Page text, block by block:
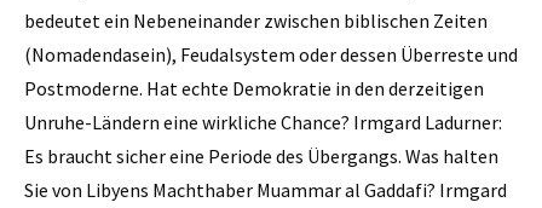
bedeutet ein Nebeneinander zwischen ­biblischen Zeiten
(Nomadendasein), Feudalsystem oder dessen Überreste und
Postmoderne. Hat echte Demokratie in den derzeitigen
Unruhe-Ländern eine wirkliche Chance? Irmgard Ladurner:
Es braucht sicher eine Periode des Übergangs. Was halten
Sie von Libyens Machthaber Muammar al Gaddafi? Irmgard